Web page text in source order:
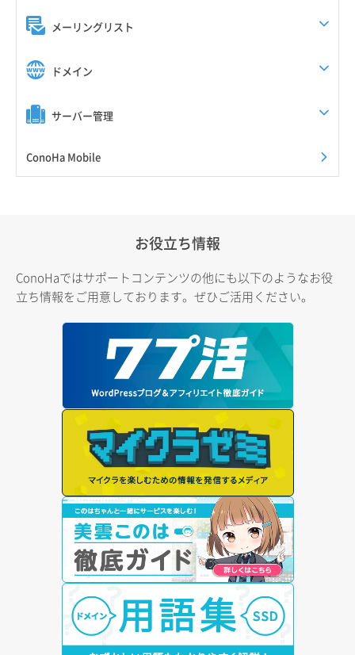
メーリングリスト
ドメイン
サーバー管理
ConoHa Mobile
お役立ち情報
ConoHaではサポートコンテンツの他にも以下のようなお役
立ち情報をご用意しております。ぜひご活用ください。